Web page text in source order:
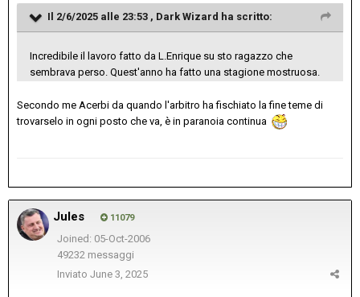
Il 2/6/2025 alle 23:53 , Dark Wizard ha scritto:
Incredibile il lavoro fatto da L.Enrique su sto ragazzo che
sembrava perso. Quest'anno ha fatto una stagione mostruosa.
Secondo me Acerbi da quando l'arbitro ha fischiato la fine teme di
trovarselo in ogni posto che va, è in paranoia continua
Jules 11079
Joined: 05-Oct-2006
49232 messaggi
Inviato June 3, 2025